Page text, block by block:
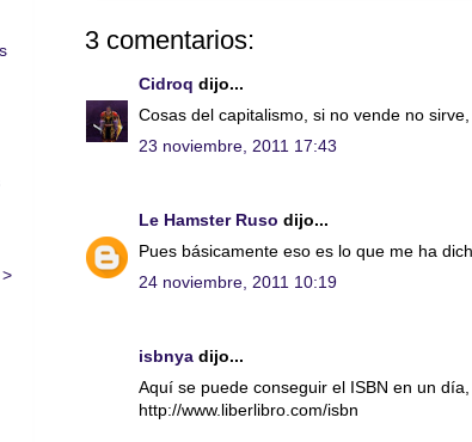
3 comentarios:
Cidroq dijo...
Cosas del capitalismo, si no vende no
23 noviembre, 2011 17:43
Le Hamster Ruso dijo...
Pues básicamente eso es lo que me ha
24 noviembre, 2011 10:19
isbnya dijo...
Aquí se puede conseguir el ISBN en un
http://www.liberlibro.com/isbn